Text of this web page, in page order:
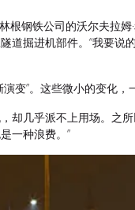
根钢铁公司的沃尔夫拉
掘进机部件。“我要
变”。这些微小的变化，
几乎派不上用场。之
一种浪费。”